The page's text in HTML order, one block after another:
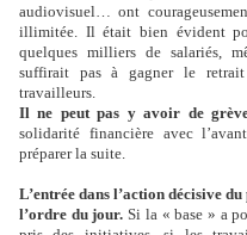
audiovisuel… ont
illimitée. Il était bien évident
quelques milliers de salariés,
suffirait pas à gagner le
travailleurs.
Il ne peut pas y avoir de
solidarité financière avec
préparer la suite.
L’entrée dans l’action décisive
l’ordre du jour. Si la « base » a